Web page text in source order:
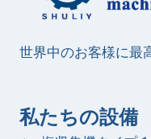
世界中のお客様に最
私たちの設備